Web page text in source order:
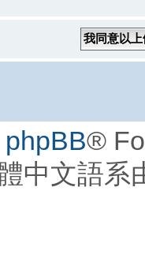
phpBB®
中文語系